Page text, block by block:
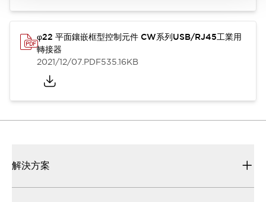
φ22 平面鑲嵌框型控制元件 CW系列USB/RJ45工業用
轉接器
2021/12/07.PDF535.16KB
解決方案